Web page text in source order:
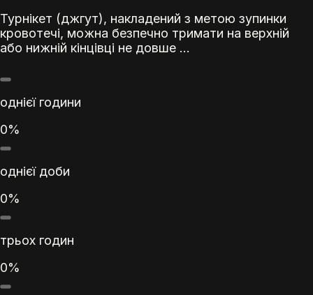
Турнікет (джгут), накладений з метою зупинки
кровотечі, можна безпечно тримати на верхній
або нижній кінцівці не довше ...
однієї години
0%
однієї доби
0%
трьох годин
0%